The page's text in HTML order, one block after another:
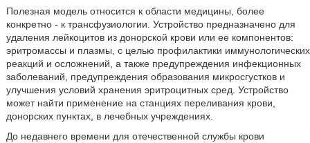
Полезная модель относится к области медицины, более
конкретно - к трансфузиологии. Устройство предназначено для
удаления лейкоцитов из донорской крови или ее компонентов:
эритромассы и плазмы, с целью профилактики иммунологических
реакций и осложнений, а также предупреждения инфекционных
заболеваний, предупреждения образования микросгустков и
улучшения условий хранения эритроцитных сред. Устройство
может найти применение на станциях переливания крови,
донорских пунктах, в лечебных учреждениях.
До недавнего времени для отечественной службы крови